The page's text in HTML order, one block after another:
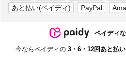
あと払い(ペイディ)
PayPal
ペイディ
今ならペイディの 3・6・12回あと払い